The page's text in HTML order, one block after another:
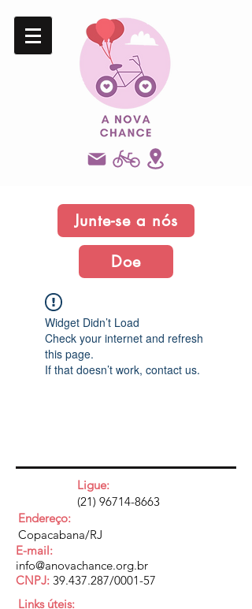
Junte-se a nós
Doe
Widget Didn’t Load
Check your internet and refresh
this page.
If that doesn’t work, contact us.
Ligue:
(21) 96714-8663
Endereço:
Copacabana/RJ
E-mail:
info@anovachance.org.br
CNPJ: 39.437.287/0001-57
Links úteis: